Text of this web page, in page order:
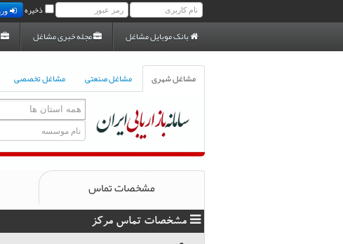
ذخیره
بانک موبایل مشاغل مجله خبری مشاغل
مشاغل شهری مشاغل صنعتی مشاغل تخصصی
مشخصات تماس
مشخصات تماس مرکز